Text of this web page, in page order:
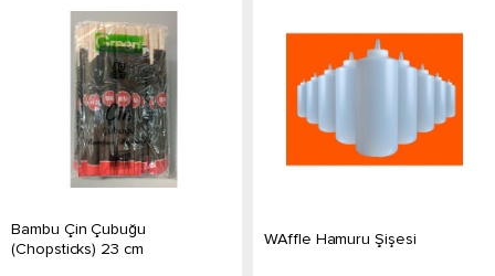
Bambu Çin Çubuğu
(Chopsticks) 23 cm
WAffle Hamuru Şişesi